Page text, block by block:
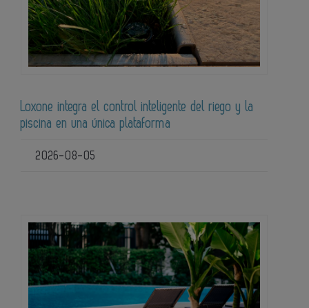
Loxone integra el control inteligente del riego y la
piscina en una única plataforma
2026-08-05